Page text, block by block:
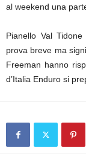
al weekend una
Pianello Val
prova breve ma
Freeman hanno
d’Italia Enduro si